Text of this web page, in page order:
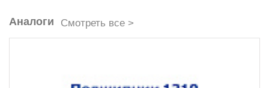
Аналоги Смотреть все >